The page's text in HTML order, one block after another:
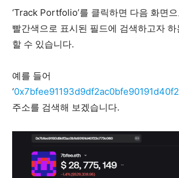
‘Track Portfolio’를 클릭하면 다음 화면
빨간색으로 표시된 필드에 검색하고자
할 수 있습니다.
예를 들어
‘
주소를 검색해 보겠습니다.